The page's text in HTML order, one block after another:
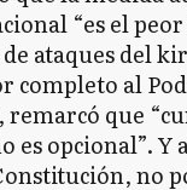
“es el
ataques del
completo al
remarcó que
es opcional”. Y
no